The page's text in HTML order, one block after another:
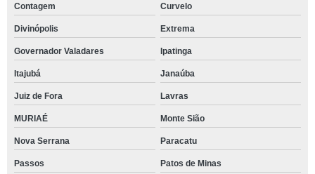
Contagem Curvelo
Divinópolis Extrema
Governador Valadares Ipatinga
Itajubá Janaúba
Juiz de Fora Lavras
MURIAÉ Monte Sião
Nova Serrana Paracatu
Passos Patos de Minas